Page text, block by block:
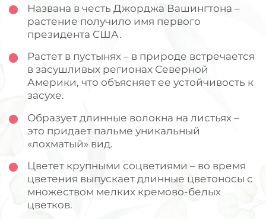
Названа в честь Джорджа Вашингтона –
растение получило имя первого
президента США.
Растет в пустынях – в природе встречается
в засушливых регионах Северной
Америки, что объясняет ее устойчивость к
засухе.
Образует длинные волокна на листьях –
это придает пальме уникальный
«лохматый» вид.
Цветет крупными соцветиями – во время
цветения выпускает длинные цветоносы с
множеством мелких кремово-белых
цветков.